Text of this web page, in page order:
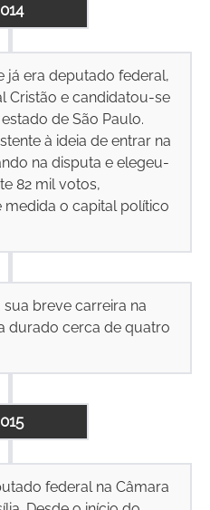
já era deputado federal,
Cristão e candidatou-se
de São Paulo.
à ideia de entrar na
na disputa e elegeu-
82 mil votos,
o capital político
breve carreira na
durado cerca de quatro
federal na Câmara